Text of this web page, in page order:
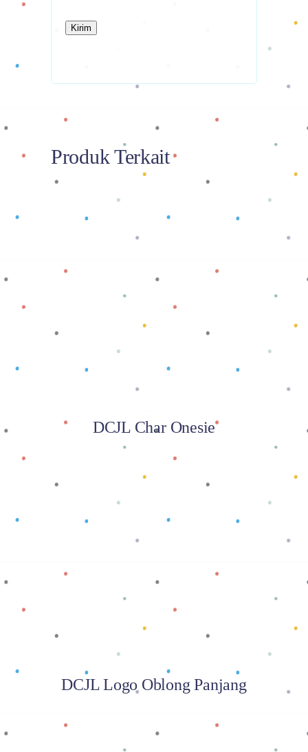
Produk Terkait
Baca selengkapnya
DCJL Char Onesie
DCJL Logo Oblong Panjang